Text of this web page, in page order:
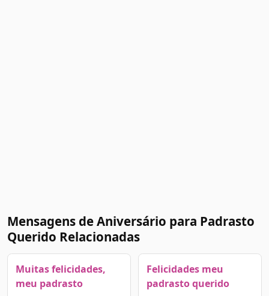
Mensagens de Aniversário para Padrasto
Querido Relacionadas
Muitas felicidades,
meu padrasto
Felicidades meu
padrasto querido